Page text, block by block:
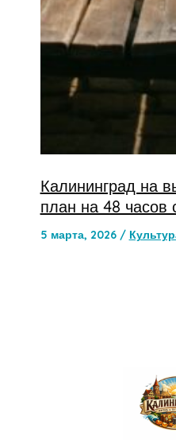
Калининград на
план на 48 часов
5 марта, 2026 /